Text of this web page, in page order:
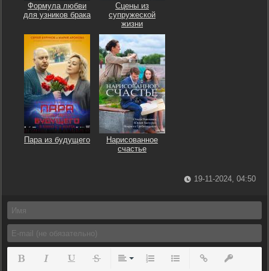
Формула любви
для узников брака
Сцены из
супружеской
жизни
Пара из будущего
Нарисованное
счастье
19-11-2024, 04:50